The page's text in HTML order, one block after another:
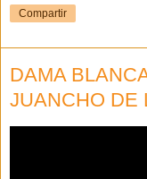
Compartir
DAMA
JUANCHO DE